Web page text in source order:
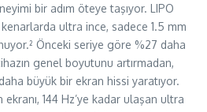
bir adım öteye taşıyor. LIPO
ultra ince, sadece 1.5 mm
Önceki seriye göre %27 daha
genel boyutunu artırmadan,
büyük bir ekran hissi yaratıyor.
ekranı, 144 Hz’ye kadar ulaşan ultra